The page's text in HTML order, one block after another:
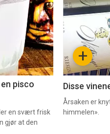
pisco
en svært frisk
gjør at den
nå
3 +
Disse
Årsaken er
himmelen».